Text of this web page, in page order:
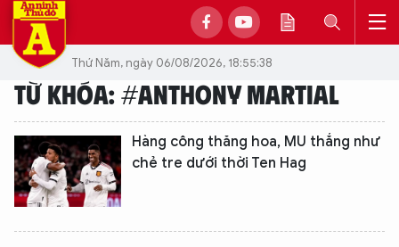
Thứ Năm, ngày 06/08/2026, 18:55:38
TỪ KHÓA: #ANTHONY MARTIAL
Hàng công thăng hoa, MU thắng như
chẻ tre dưới thời Ten Hag